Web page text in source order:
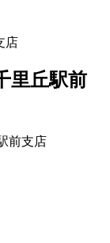
店
里丘駅前